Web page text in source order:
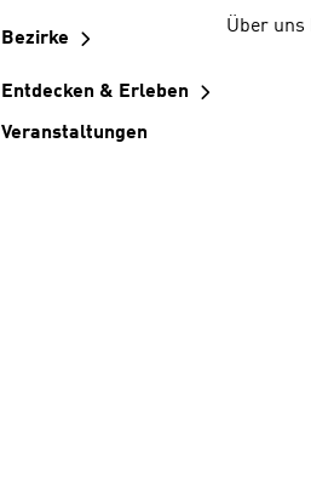
Bezirke
Entdecken & Erleben
Veranstaltungen
Über uns